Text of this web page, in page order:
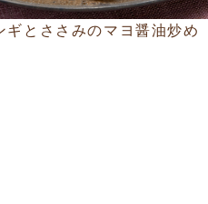
ギとささみのマヨ醤油炒め